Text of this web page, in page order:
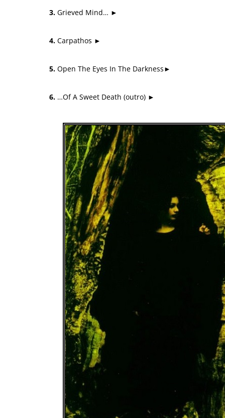
3. Grieved Mind… ►
4. Carpathos ►
5. Open The Eyes In The Darkness►
6. …Of A Sweet Death (outro) ►